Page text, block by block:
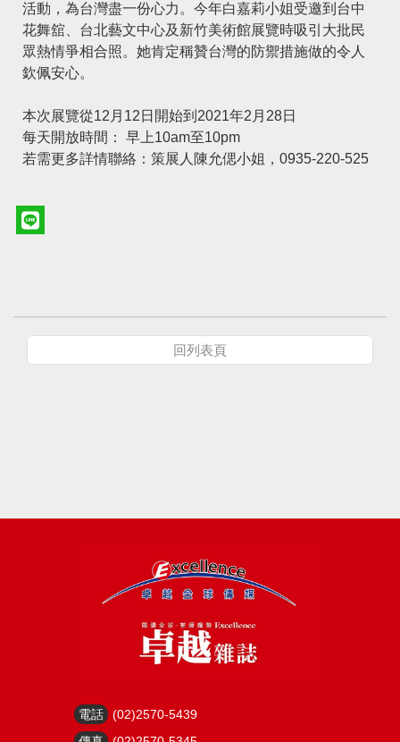
活動，為台灣盡一份心力。今年白嘉莉小姐受邀到台中
花舞舘、台北藝文中心及新竹美術館展覽時吸引大批民
眾熱情爭相合照。她肯定稱贊台灣的防禦措施做的令人
欽佩安心。
本次展覽從12月12日開始到2021年2月28日
每天開放時間： 早上10am至10pm
若需更多詳情聯絡：策展人陳允偲小姐，0935-220-525
回列表頁
電話
(02)2570-5439